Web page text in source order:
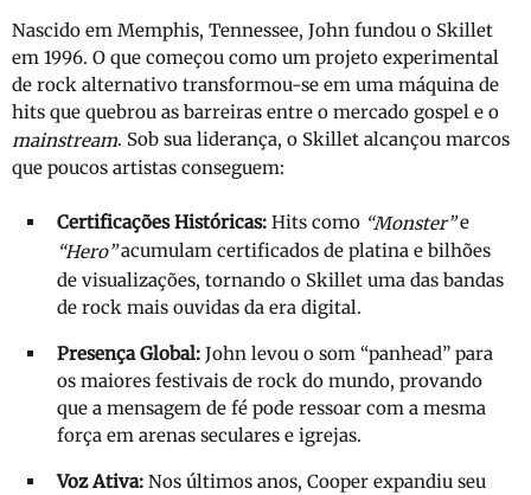
Nascido em Memphis, Tennessee, John fundou o Skillet
em 1996. O que começou como um projeto experimental
de rock alternativo transformou-se em uma máquina de
hits que quebrou as barreiras entre o mercado gospel e o
mainstream. Sob sua liderança, o Skillet alcançou marcos
que poucos artistas conseguem:
Certificações Históricas: Hits como “Monster”e
“Hero”acumulam certificados de platina e bilhões
de visualizações, tornando o Skillet uma das bandas
de rock mais ouvidas da era digital.
Presença Global: John levou o som “panhead” para
os maiores festivais de rock do mundo, provando
que a mensagem de fé pode ressoar com a mesma
força em arenas seculares e igrejas.
Voz Ativa: Nos últimos anos, Cooper expandiu seu